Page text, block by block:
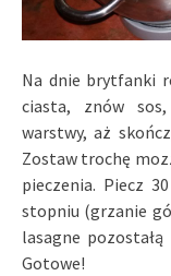
Na dnie brytfanki
ciasta, znów
warstwy, aż
Zostaw trochę
pieczenia. Piecz
stopniu (grzanie
lasagne
Gotowe!